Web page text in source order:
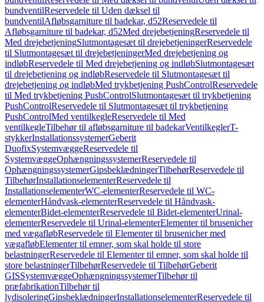
bundventilReservedele til Uden dæksel til
bundventilAfløbsgarniture til badekar, d52Reservedele til
Afløbsgarniture til badekar, d52Med drejebetjeningReservedele til
Med drejebetjeningSlutmontagesæt til drejebetjeningerReservedele
til Slutmontagesæt til drejebetjeningerMed drejebetjening og
indløbReservedele til Med drejebetjening og indløbSlutmontagesæt
til drejebetjening og indløbReservedele til Slutmontagesæt til
drejebetjening og indløbMed trykbetjening PushControlReservedele
til Med trykbetjening PushControlSlutmontagesæt til trykbetjening
PushControlReservedele til Slutmontagesæt til trykbetjening
PushControlMed ventilkegleReservedele til Med
ventilkegleTilbehør til afløbsgarniture til badekarVentilkeglerT-
stykkerInstallationssystemerGeberit
DuofixSystemvæggeReservedele til
SystemvæggeOphængningssystemerReservedele til
OphængningssystemerGipsbeklædningerTilbehørReservedele til
TilbehørInstallationselementerReservedele til
InstallationselementerWC-elementerReservedele til WC-
elementerHåndvask-elementerReservedele til Håndvask-
elementerBidet-elementerReservedele til Bidet-elementerUrinal-
elementerReservedele til Urinal-elementerElementer til brusenicher
med vægafløbReservedele til Elementer til brusenicher med
vægafløbElementer til emner, som skal holde til store
belastningerReservedele til Elementer til emner, som skal holde til
store belastningerTilbehørReservedele til TilbehørGeberit
GISSystemvæggeOphængningssystemerTilbehør til
præfabrikationTilbehør til
lydisoleringGipsbeklædningerInstallationselementerReservedele til